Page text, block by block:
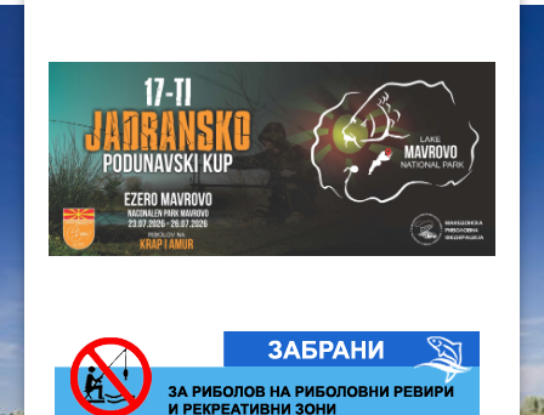
ЦЕНОВНИЦИ 2018
ЦЕНОВНИЦИ 2017
ЦЕНОВНИЦИ 2016